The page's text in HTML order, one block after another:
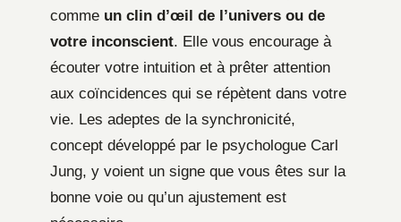
comme un clin d’œil de l’univers ou de
votre inconscient. Elle vous encourage à
écouter votre intuition et à prêter attention
aux coïncidences qui se répètent dans votre
vie. Les adeptes de la synchronicité,
concept développé par le psychologue Carl
Jung, y voient un signe que vous êtes sur la
bonne voie ou qu’un ajustement est